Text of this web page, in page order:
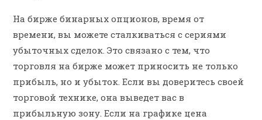
На бирже бинарных опционов, время от
времени, вы можете сталкиваться с сериями
убыточных сделок. Это связано с тем, что
торговля на бирже может приносить не только
прибыль, но и убыток. Если вы доверитесь своей
торговой технике, она выведет вас в
прибыльную зону. Если на графике цена